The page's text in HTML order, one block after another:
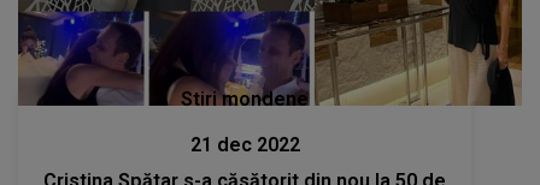
Stiri mondene
21 dec 2022